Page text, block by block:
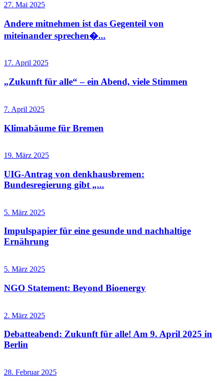
27. Mai 2025
Andere mitnehmen ist das Gegenteil von
miteinander sprechen�...
17. April 2025
„Zukunft für alle“ – ein Abend, viele Stimmen
7. April 2025
Klimabäume für Bremen
19. März 2025
UIG-Antrag von denkhausbremen:
Bundesregierung gibt „...
5. März 2025
Impulspapier für eine gesunde und nachhaltige
Ernährung
5. März 2025
NGO Statement: Beyond Bioenergy
2. März 2025
Debatteabend: Zukunft für alle! Am 9. April 2025 in
Berlin
28. Februar 2025